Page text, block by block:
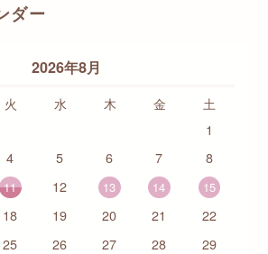
ダー
2026年8月
火 水 木 金
土
1
4 5 6 7 8
11 12 13 14
15
18 19 20 21 22
25 26 27 28 29